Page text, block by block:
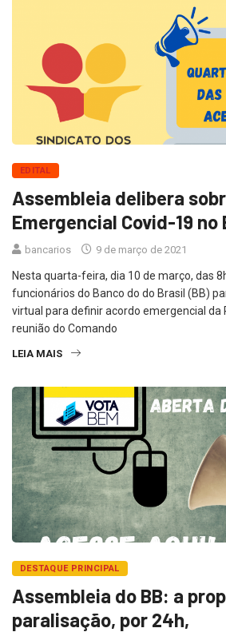
EDITAL
Assembleia delibera
Emergencial Covid-19 no
bancarios 9 de março de 2021
Nesta quarta-feira, dia 10 de março, das
funcionários do Banco do do Brasil (BB)
virtual para definir acordo emergencial da
reunião do Comando
LEIA MAIS
DESTAQUE PRINCIPAL
Assembleia do BB: a
paralisação, por 24h,